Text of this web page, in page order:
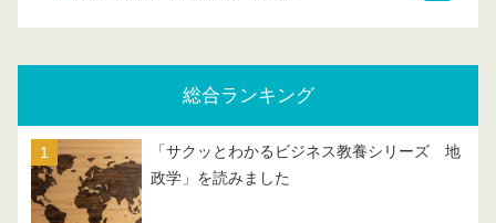
総合ランキング
「サクッとわかるビジネス教養シリーズ 地
政学」を読みました